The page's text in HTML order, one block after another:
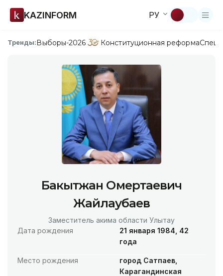
KAZINFORM РУ
Тренды:Выборы-2026 Конституционная реформа
Бакытжан Омертаевич
Жайлаубаев
Заместитель акима области Улытау
Дата рождения
21 января 1984, 42
года
Место рождения
город Сатпаев,
Карагандинская